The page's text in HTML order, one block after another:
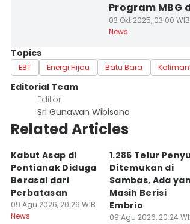
Program MBG
03 Okt 2025, 03:00 WIB
News
Topics
EBT Energi Hijau Batu Bara
Editorial Team
Editor
Sri Gunawan Wibisono
Related Articles
Kabut Asap di
Pontianak Diduga
Berasal dari
Perbatasan
09 Agu 2026, 20:26 WIB
News
1.286 Telur Penyu
Ditemukan di
Sambas, Ada
Masih Berisi
Embrio
09 Agu 2026, 20:24